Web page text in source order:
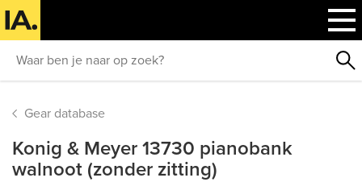
Gear database
Konig & Meyer 13730 pianobank
walnoot (zonder zitting)